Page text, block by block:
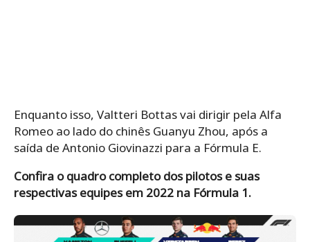
Enquanto isso, Valtteri Bottas vai dirigir pela Alfa
Romeo ao lado do chinês Guanyu Zhou, após a
saída de Antonio Giovinazzi para a Fórmula E.
Confira o quadro completo dos pilotos e suas
respectivas equipes em 2022 na Fórmula 1.